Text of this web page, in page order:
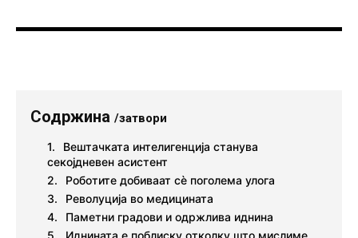
Содржина /затвори
Вештачката интелигенција станува
секојдневен асистент
Роботите добиваат сè поголема улога
Револуција во медицината
Паметни градови и одржлива иднина